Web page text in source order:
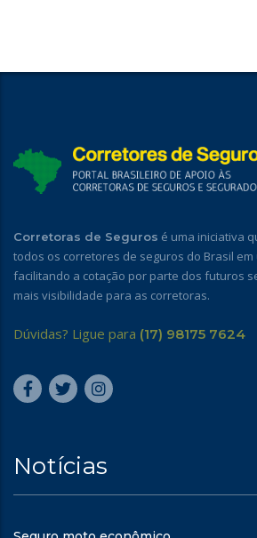
Corretoras de Seguros é uma iniciativa
todos os corretores de seguros do Brasil em
facilitando a cotação por parte dos futuros
mais visibilidade para as corretoras.
Dúvidas? Ligue para (17) 98175 7624
Notícias